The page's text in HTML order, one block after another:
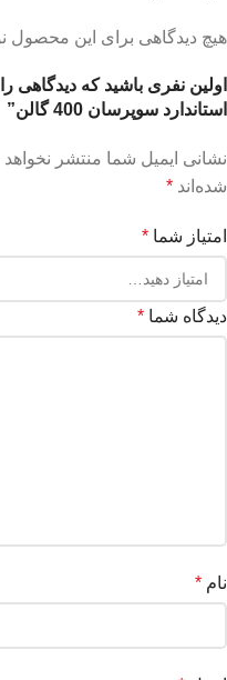
هیچ دیدگاهی برای این محصول
اولین نفری باشید که دیدگاهی
استاندارد سوپرسان 400 گالن”
نشانی ایمیل شما منتشر
شده‌اند *
امتیاز شما *
دیدگاه شما *
نام *